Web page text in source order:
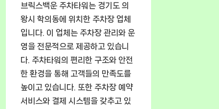
브릭스백운 주차타워는 경기도 의
왕시 학의동에 위치한 주차장 업체
입니다. 이 업체는 주차장 관리와 운
영을 전문적으로 제공하고 있습니
다. 주차타워의 편리한 구조와 안전
한 환경을 통해 고객들의 만족도를
높이고 있습니다. 또한 주차장 예약
서비스와 결제 시스템을 갖추고 있